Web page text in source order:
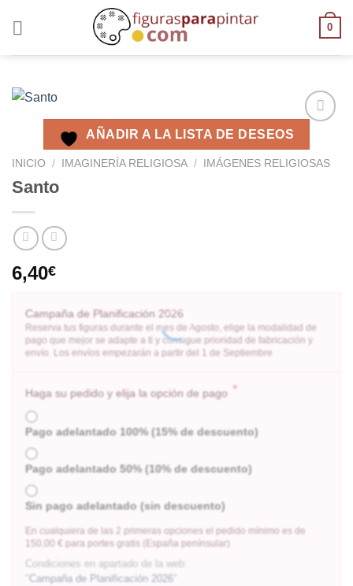
0
AÑADIR
A LA
AÑADIR A LA LISTA DE DESEOS
INICIO / IMAGINERÍA RELIGIOSA / IMÁGENES RELIGIOSAS
Santo
6,40€
Campaña de Planificación 2026
Reserva tus figuras durante el mes de Agosto, elige la modalidad de
pago que mejor se adapte a ti y consigue prioridad de fabricación y
envío. Los envíos empezarán a partir del 1 de Septiembre
Haga su pedido y elija la opción de pago *
Pago adelantado 100% (15% de descuento)
Pago adelantado 50% (10% de descuento)
Sin pago adelantado (sin descuento)
En cualquiera de las 2 primeras opciones el pedido mínimo es de
150,00 € para portes gratis (España penínsular)
Condiciones en apartado de la web:
"Campaña de Planificación 2026 "